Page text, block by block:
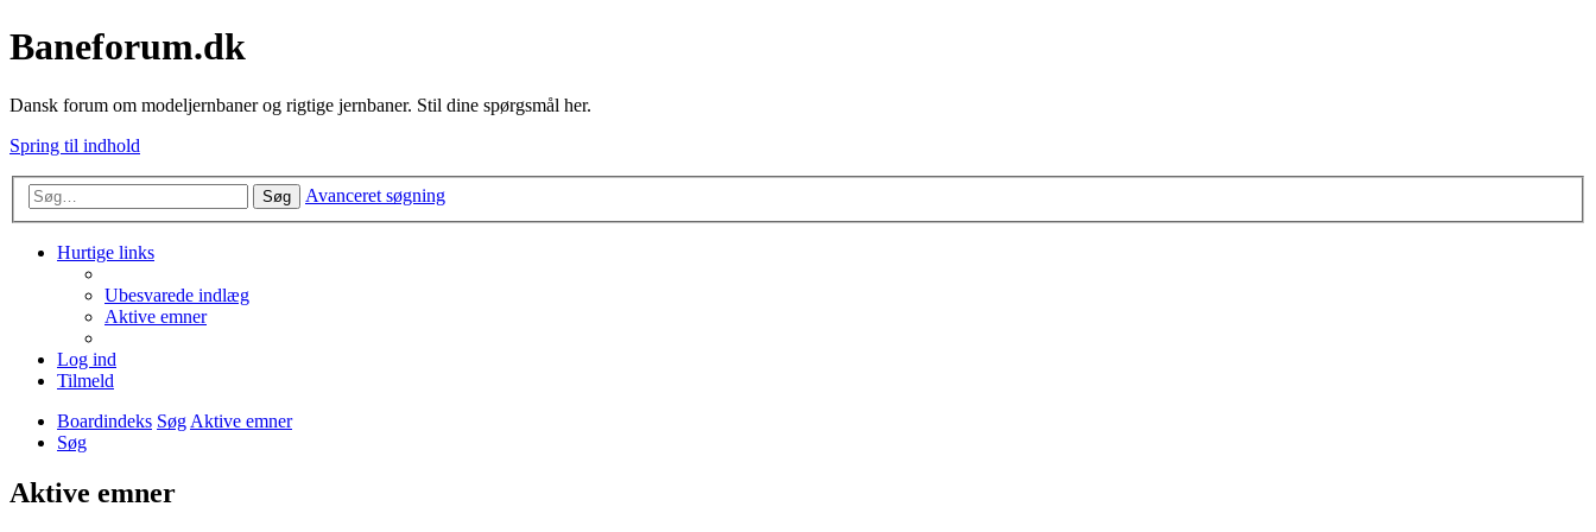
Baneforum.dk
Dansk forum om modeljernbaner og rigtige jernbaner. Stil dine spørgsmål her.
Spring til indhold
Søg Avanceret søgning
Hurtige links
Ubesvarede indlæg
Aktive emner
Log ind
Tilmeld
Boardindeks SøgAktive emner
Søg
Aktive emner